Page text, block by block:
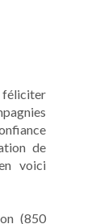
de
voici
(850